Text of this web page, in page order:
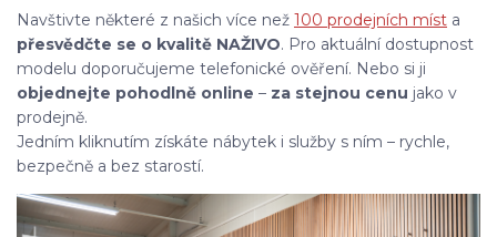
Navštivte některé z našich více než 100 prodejních míst a
přesvědčte se o kvalitě NAŽIVO. Pro aktuální dostupnost
modelu doporučujeme telefonické ověření. Nebo si ji
objednejte pohodlně online – za stejnou cenu jako v
prodejně.
Jedním kliknutím získáte nábytek i služby s ním – rychle,
bezpečně a bez starostí.